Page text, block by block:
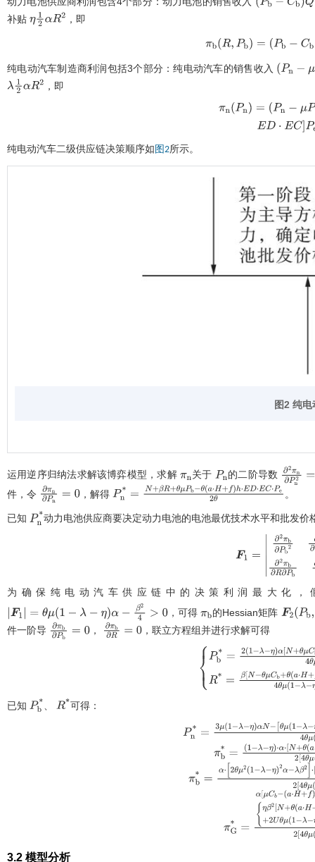
Pb-CbQ
补贴 η12αR2 ，即
πbR,P b=Pb-C bQ-1-λ -η1
纯电动汽车制造商利润包括3个部分：纯电动汽车的销售收入 Pn-μPb
λ12αR2 ，即
πnPn=
纯电动汽车二级供应链决策顺序如 图2所示。
图2 纯
运用逆序归纳法求解该博弈模型，求解 πn关于 Pn的二阶导数 ∂2πn ∂P
件，令 ∂πn Pn =0
，解得 Pn* =N +βR+θμPb-
θa·H+fh⋅ED⋅EC⋅Pe2θ
。
已知 Pn*动力电池供应商要决定动力电池的电池最优技术水平和批发价
F 1= πb
为确保纯电动汽车供应链中的决策利润最大化，
F1= μ1 -λ-ηα β2 4>0 ，可得 πb的Hessian矩阵 F2(Pb,
件一阶导 ∂πb Pb =0
， ∂πb ∂R=0 ，联立方程组并进行求解可得
P =2 -ηαN +θμ C b+ θa ·
λ
θμCb+θa·
已知 Pb * R* 可得：
Pn *=3 μ1-λ-ηαN-θμ1-λ-ηα-β2
η
πb*=1-λ-η⋅α⋅N+θ
θμ Cb22
πb*=α⋅2θμ21-λ-η2α-λβ
θμ Cb22 4 θ
π G*=αμCb-(a·
3.2 模型分析